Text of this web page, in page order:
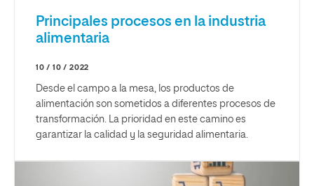
Principales procesos en la industria
alimentaria
10 / 10 / 2022
Desde el campo a la mesa, los productos de
alimentación son sometidos a diferentes procesos de
transformación. La prioridad en este camino es
garantizar la calidad y la seguridad alimentaria.